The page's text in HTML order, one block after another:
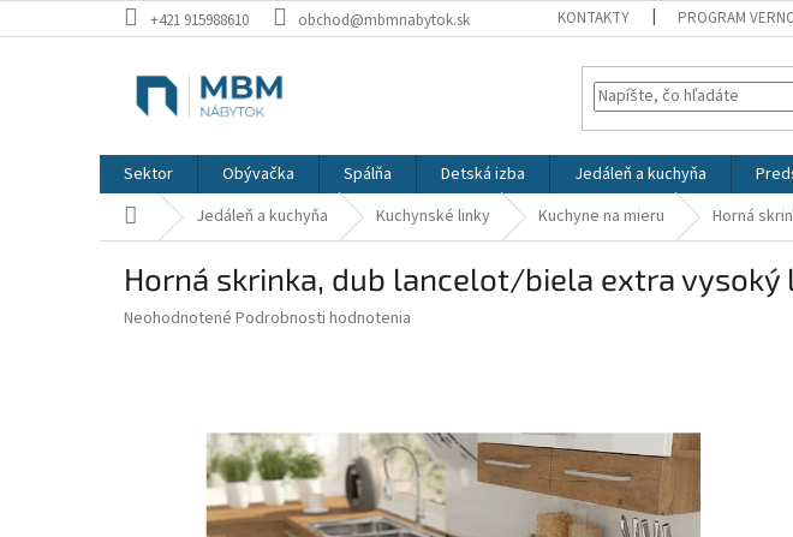
na
+421 915988610 obchod@mbmnabytok.sk KONTAKTY PROGRAM
Sektor Obývačka Spálňa Detská izba Jedáleň a kuchyňa
Domov Jedáleň a kuchyňa Kuchynské linky Kuchyne na mieru Horná
Horná skrinka, dub lancelot/biela extra vysoký
Priemerné
hviezdičiek.
Neohodnotené Podrobnosti hodnotenia